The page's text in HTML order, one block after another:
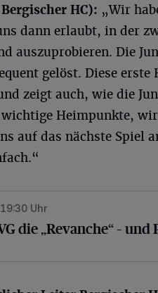
HC): „Wir
dann erlaubt, in der
auszuprobieren. Die
gelöst. Diese
zeigt auch, wie die
Heimpunkte,
auf das nächste Spiel
„Revanche“ – und Punkte
Uhr
die „Revanche“ – und